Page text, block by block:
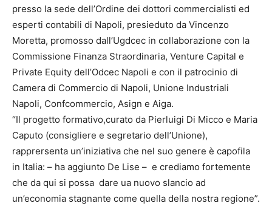
presso la sede dell’Ordine dei dottori commercialisti ed
esperti contabili di Napoli, presieduto da Vincenzo
Moretta, promosso dall’Ugdcec in collaborazione con la
Commissione Finanza Straordinaria, Venture Capital e
Private Equity dell’Odcec Napoli e con il patrocinio di
Camera di Commercio di Napoli, Unione Industriali
Napoli, Confcommercio, Asign e Aiga.
“Il progetto formativo,curato da Pierluigi Di Micco e Maria
Caputo (consigliere e segretario dell’Unione),
rapprersenta un’iniziativa che nel suo genere è capofila
in Italia: – ha aggiunto De Lise – e crediamo fortemente
che da qui si possa dare ua nuovo slancio ad
un’economia stagnante come quella della nostra regione”.